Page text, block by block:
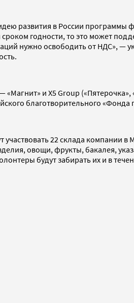
развития в России программы
годности, то это может
нужно освободить от НДС», —
и X5 Group
благотворительного «Фонда
участвовать 22 склада
овощи, фрукты, бакалея,
будут забирать их и в